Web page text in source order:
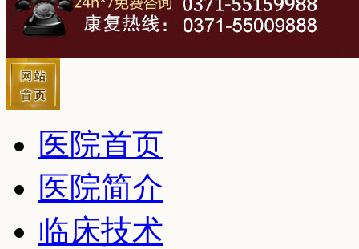
医院首页
医院简介
临床技术